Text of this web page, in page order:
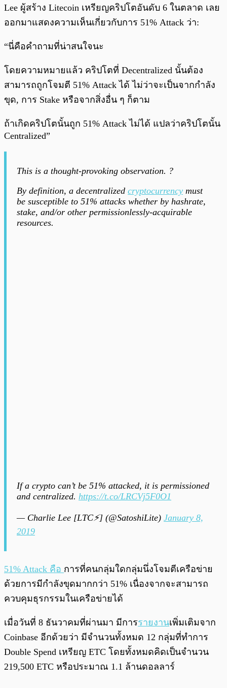
Lee ผู้สร้าง Litecoin เหรียญคริปโตอันดับ 6 ในตลาด เลย
ออกมาแสดงความเห็นเกี่ยวกับการ 51% Attack ว่า:
“นี่คือคำถามที่น่าสนใจนะ
โดยความหมายแล้ว คริปโตที่ Decentralized นั้นต้อง
สามารถถูกโจมตี 51% Attack ได้ ไม่ว่าจะเป็นจากกำลัง
ขุด, การ Stake หรือจากสิ่งอื่น ๆ ก็ตาม
ถ้าเกิดคริปโตนั้นถูก 51% Attack ไม่ได้ แปลว่าคริปโตนั้น
Centralized”
This is a thought-provoking observation. ?
By definition, a decentralized cryptocurrency must
be susceptible to 51% attacks whether by hashrate,
stake, and/or other permissionlessly-acquirable
resources.
If a crypto can’t be 51% attacked, it is permissioned
and centralized. https://t.co/LRCVj5F0O1
— Charlie Lee [LTC⚡] (@SatoshiLite) January 8,
2019
51% Attack คือ การที่คนกลุ่มใดกลุ่มนึ่งโจมตีเครือข่าย
ด้วยการมีกำลังขุดมากกว่า 51% เนื่องจากจะสามารถ
ควบคุมธุรกรรมในเครือข่ายได้
เมื่อวันที่ 8 ธันวาคมที่ผ่านมา มีการรายงานเพิ่มเติมจาก
Coinbase อีกด้วยว่า มีจำนวนทั้งหมด 12 กลุ่มที่ทำการ
Double Spend เหรียญ ETC โดยทั้งหมดคิดเป็นจำนวน
219,500 ETC หรือประมาณ 1.1 ล้านดอลลาร์